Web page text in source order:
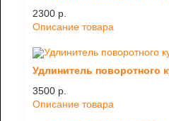
2300 p.
Описание товара
Удлинитель поворотного
3500 p.
Описание товара